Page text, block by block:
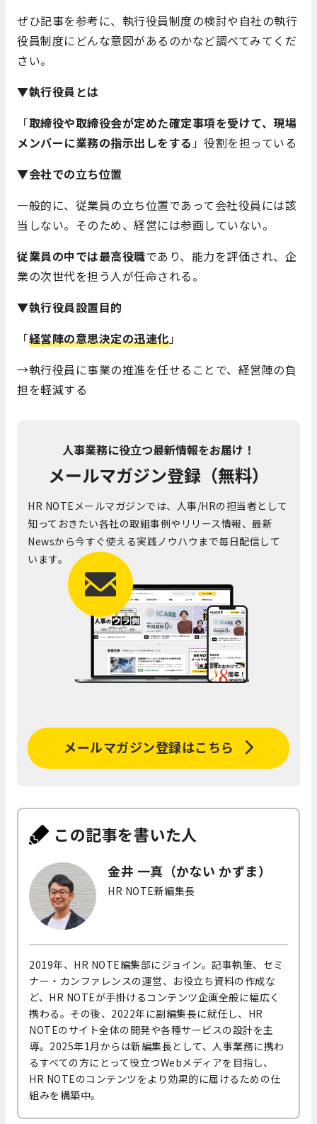
ぜひ記事を参考に、執行役員制度の検討や自社の執行
役員制度にどんな意図があるのかなど調べてみてくだ
さい。
▼執行役員とは
「取締役や取締役会が定めた確定事項を受けて、現場
メンバーに業務の指示出しをする」役割を担っている
▼会社での立ち位置
一般的に、従業員の立ち位置であって会社役員には該
当しない。そのため、経営には参画していない。
従業員の中では最高役職であり、能力を評価され、企
業の次世代を担う人が任命される。
▼執行役員設置目的
「経営陣の意思決定の迅速化」
→執行役員に事業の推進を任せることで、経営陣の負
担を軽減する
人事業務に役立つ最新情報をお届け！
メールマガジン登録（無料）
HR NOTEメールマガジンでは、人事/HRの担当者として
知っておきたい各社の取組事例やリリース情報、最新
Newsから今すぐ使える実践ノウハウまで毎日配信して
います。
メールマガジン登録はこちら
この記事を書いた人
金井 一真（かない かずま）
HR NOTE新編集長
2019年、HR NOTE編集部にジョイン。記事執筆、セミ
ナー・カンファレンスの運営、お役立ち資料の作成な
ど、HR NOTEが手掛けるコンテンツ企画全般に幅広く
携わる。その後、2022年に副編集長に就任し、HR
NOTEのサイト全体の開発や各種サービスの設計を主
導。2025年1月からは新編集長として、人事業務に携わ
るすべての方にとって役立つWebメディアを目指し、
HR NOTEのコンテンツをより効果的に届けるための仕
組みを構築中。